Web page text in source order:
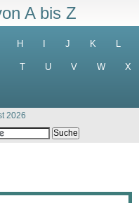
A bis Z
H J K L
T U V W X
2026